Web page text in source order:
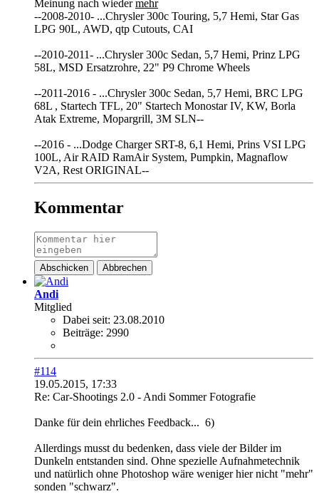
Meinung nach wiedermehr
--2008-2010- ...Chrysler 300c Touring, 5,7 Hemi, Star Gas
LPG 90L, AWD, qtp Cutouts, CAI
--2010-2011- ...Chrysler 300c Sedan, 5,7 Hemi, Prinz LPG
58L, MSD Ersatzrohre, 22" P9 Chrome Wheels
--2011-2016 - ...Chrysler 300c Sedan, 5,7 Hemi, BRC LPG
68L , Startech TFL, 20" Startech Monostar IV, KW, Borla
Atak Extreme, Mopargrill, 3M SLN--
--2016 - ...Dodge Charger SRT-8, 6,1 Hemi, Prins VSI LPG
100L, Air RAID RamAir System, Pumpkin, Magnaflow
V2A, Rest ORIGINAL--
Kommentar
Abschicken Abbrechen
Andi
Mitglied
Dabei seit: 23.08.2010
Beiträge: 2990
#114
19.05.2015, 17:33
Re: Car-Shootings 2.0 - Andi Sommer Fotografie
Danke für dein ehrliches Feedback... 6)
Allerdings musst du bedenken, dass viele der Bilder im
Dunkeln entstanden sind. Ohne spezielle Aufnahmetechnik
und natürlich ohne Photoshop wäre weniger hier nicht "mehr"
sonden "schwarz".